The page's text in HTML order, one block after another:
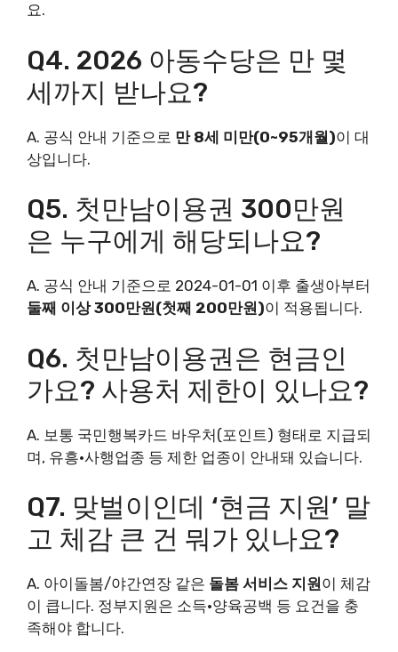
요.
Q4. 2026 아동수당은 만 몇
세까지 받나요?
A. 공식 안내 기준으로 만 8세 미만(0~95개월)이 대
상입니다.
Q5. 첫만남이용권 300만원
은 누구에게 해당되나요?
A. 공식 안내 기준으로 2024-01-01 이후 출생아부터
둘째 이상 300만원(첫째 200만원)이 적용됩니다.
Q6. 첫만남이용권은 현금인
가요? 사용처 제한이 있나요?
A. 보통 국민행복카드 바우처(포인트) 형태로 지급되
며, 유흥·사행업종 등 제한 업종이 안내돼 있습니다.
Q7. 맞벌이인데 ‘현금 지원’ 말
고 체감 큰 건 뭐가 있나요?
A. 아이돌봄/야간연장 같은 돌봄 서비스 지원이 체감
이 큽니다. 정부지원은 소득·양육공백 등 요건을 충
족해야 합니다.